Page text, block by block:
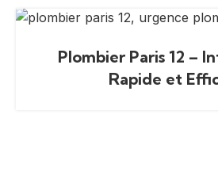
Plombier Paris 12 –
Rapide et